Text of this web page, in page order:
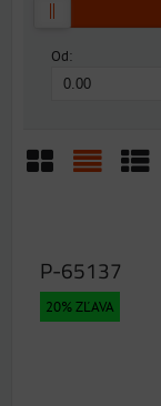
Od:
P-65137
20% ZĽAVA